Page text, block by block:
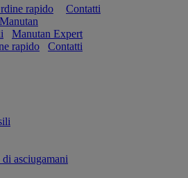
rapido Contatti
Manutan Expert
rapido
Contatti
asciugamani